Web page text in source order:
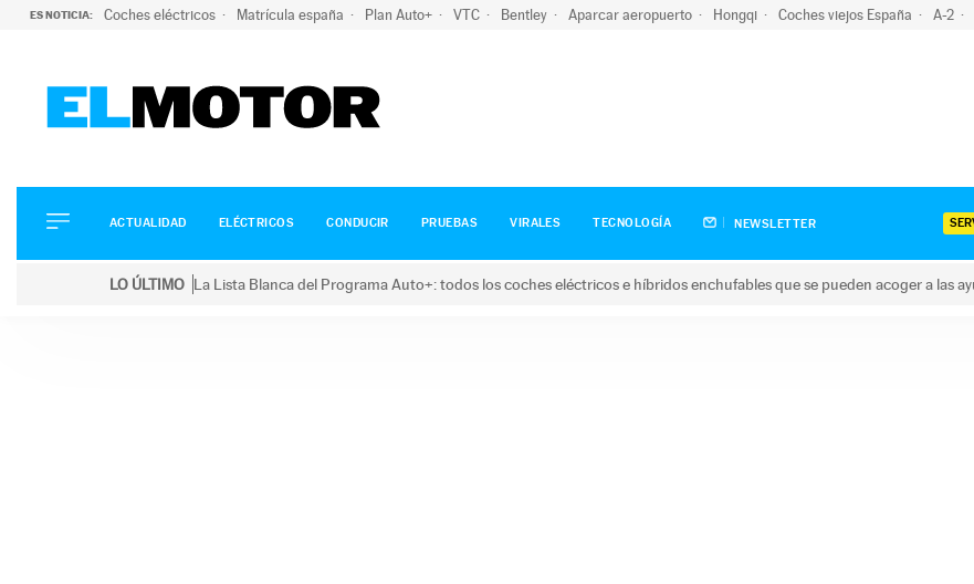
ES NOTICIA: Coches eléctricos Matrícula españa Plan Auto+ VTC Bentley Aparcar aeropuerto Hongqi Coches viejos España A-2
ELÉCTRICOS
CONDUCIR
ACTUALIDAD ELÉCTRICOS CONDUCIR PRUEBAS VIRALES TECNOLOGÍA NEWSLETTER
LO ÚLTIMO La Lista Blanca del Programa Auto+: todos los coches eléctricos e híbridos enchufables que se pueden acoger a las